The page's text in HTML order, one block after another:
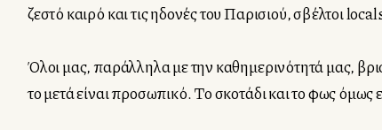
ζεστό καιρό και τις ηδονές του Παρισιού, σβέλτοι
Όλοι μας, παράλληλα με την καθημερινότητά μας,
το μετά είναι προσωπικό. Το σκοτάδι και το φως